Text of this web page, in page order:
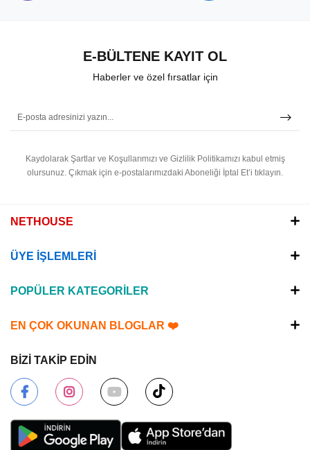
E-BÜLTENE KAYIT OL
Haberler ve özel fırsatlar için
Kaydolarak Şartlar ve Koşullarımızı ve Gizlilik Politikamızı kabul etmiş
olursunuz. Çıkmak için e-postalarımızdaki Aboneliği İptal Et’i tıklayın.
NETHOUSE
ÜYE İŞLEMLERİ
POPÜLER KATEGORİLER
EN ÇOK OKUNAN BLOGLAR ❤️
BİZİ TAKİP EDİN